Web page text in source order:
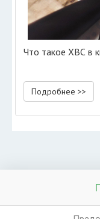
Что такое ХВС в
Подробнее >>